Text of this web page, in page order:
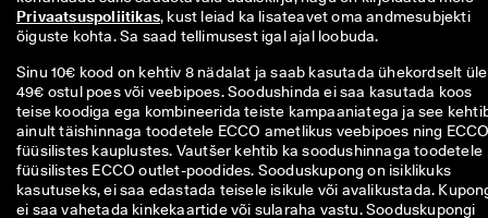
Privaatsuspoliitikas, kust leiad ka lisateavet oma andmesubjekti
õiguste kohta. Sa saad tellimusest igal ajal loobuda.
Sinu 10€ kood on kehtiv 8 nädalat ja saab kasutada ühekordselt üle
49€ ostul poes või veebipoes. Soodushinda ei saa kasutada koos
teise koodiga ega kombineerida teiste kampaaniatega ja see
ainult täishinnaga toodetele ECCO ametlikus veebipoes ning
füüsilistes kauplustes. Vautšer kehtib ka soodushinnaga toodetele
füüsilistes ECCO outlet-poodides. Sooduskupong on isiklikuks
kasutuseks, ei saa edastada teisele isikule või avalikustada.
ei saa vahetada kinkekaartide või sularaha vastu. Sooduskupongi